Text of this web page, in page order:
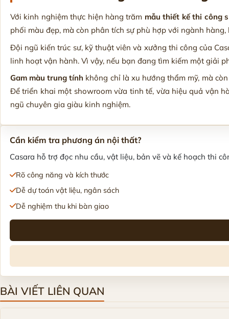
Với kinh nghiệm thực hiện hàng trăm mẫu thiết kế thi công
phối màu đẹp, mà còn phân tích sự phù hợp với ngành
Đội ngũ kiến trúc sư, kỹ thuật viên và xưởng thi công của
linh hoạt vận hành. Vì vậy, nếu bạn đang tìm kiếm một giải
Gam màu trung tính không chỉ là xu hướng thẩm mỹ, mà
Để triển khai một showroom vừa tinh tế, vừa hiệu quả vận
ngũ chuyên gia giàu kinh nghiệm.
Cần kiểm tra phương án nội thất?
Casara hỗ trợ đọc nhu cầu, vật liệu, bản vẽ và kế hoạch thi
Rõ công năng và kích thước
Dễ dự toán vật liệu, ngân sách
Dễ nghiệm thu khi bàn giao
BÀI VIẾT LIÊN QUAN